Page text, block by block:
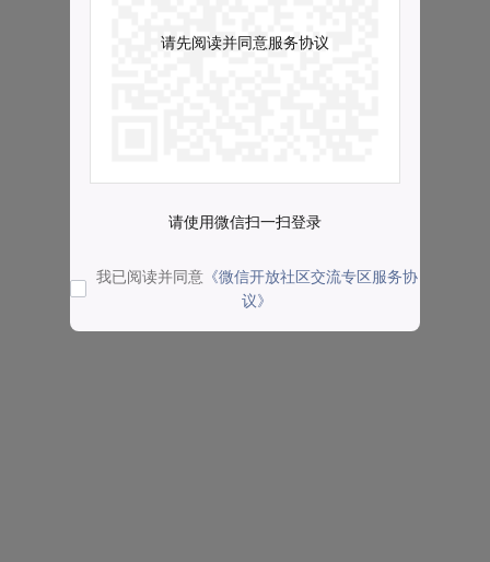
请先阅读并同意服务协议
请使用微信扫一扫登录
我已阅读并同意 《微信开放社区交流专区服务协
议》